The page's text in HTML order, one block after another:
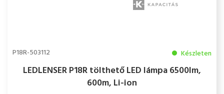
P18R-503112 Készleten
LEDLENSER P18R tölthető LED lámpa 6500lm,
600m, Li-ion